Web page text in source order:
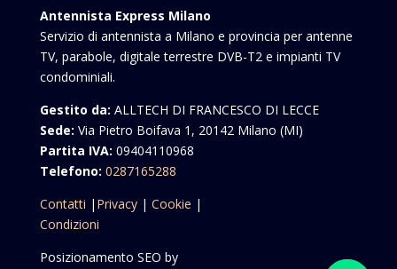
Antennista Express Milano
Servizio di antennista a Milano e provincia per antenne
TV, parabole, digitale terrestre DVB-T2 e impianti TV
condominiali.
Gestito da: ALLTECH DI FRANCESCO DI LECCE
Sede: Via Pietro Boifava 1, 20142 Milano (MI)
Partita IVA: 09404110968
Telefono: 0287165288
Contatti | Privacy| Cookie |
Condizioni
Posizionamento SEO by